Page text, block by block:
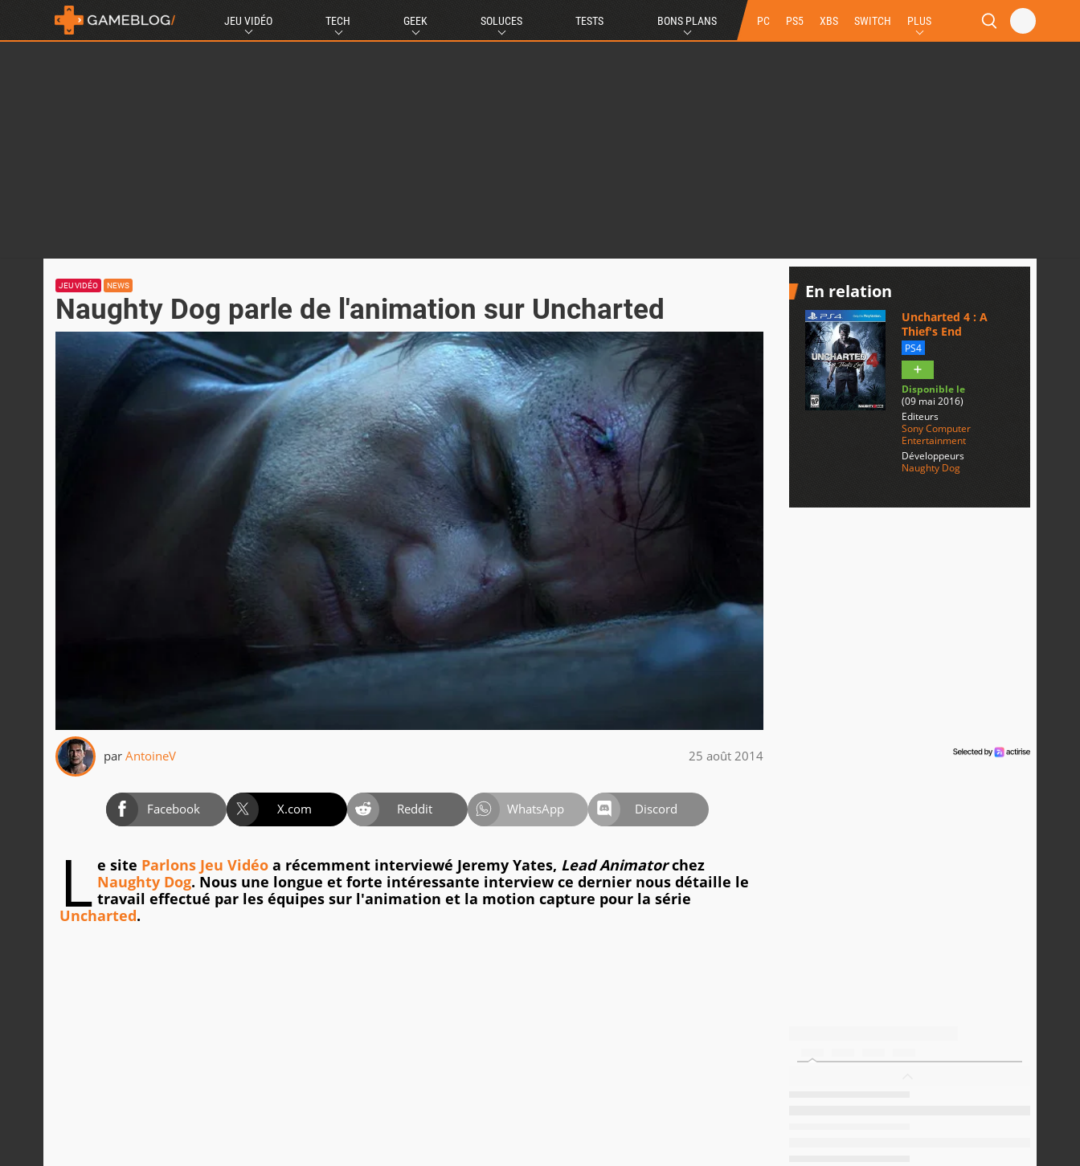
JEU VIDÉO TECH GEEK SOLUCES TESTS BONS PLANS PC PS5 XBS SWITCH PLUS
JEU VIDÉO NEWS
Naughty Dog parle de l'animation sur Uncharted
par AntoineV 25 août 2014
Facebook X.com Reddit WhatsApp Discord
L e site Parlons Jeu Vidéo a récemment interviewé Jeremy Yates, Lead Animatorchez
Naughty Dog. Nous une longue et forte intéressante interview ce dernier nous détaille le
travail effectué par les équipes sur l'animation et la motion capture pour la série
Uncharted.
En relation
Uncharted 4 : A
Thief's End
PS4
Disponible le
(09 mai 2016)
Editeurs
Sony Computer
Entertainment
Développeurs
Naughty Dog